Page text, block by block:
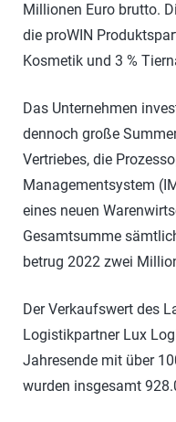
Millionen Euro brutto.
die proWIN
Kosmetik und 3 %
Das Unternehmen
dennoch große
Vertriebes, die
Managementsystem
eines neuen
Gesamtsumme
betrug 2022 zwei
Der Verkaufswert des
Logistikpartner Lux
Jahresende mit über
wurden insgesamt